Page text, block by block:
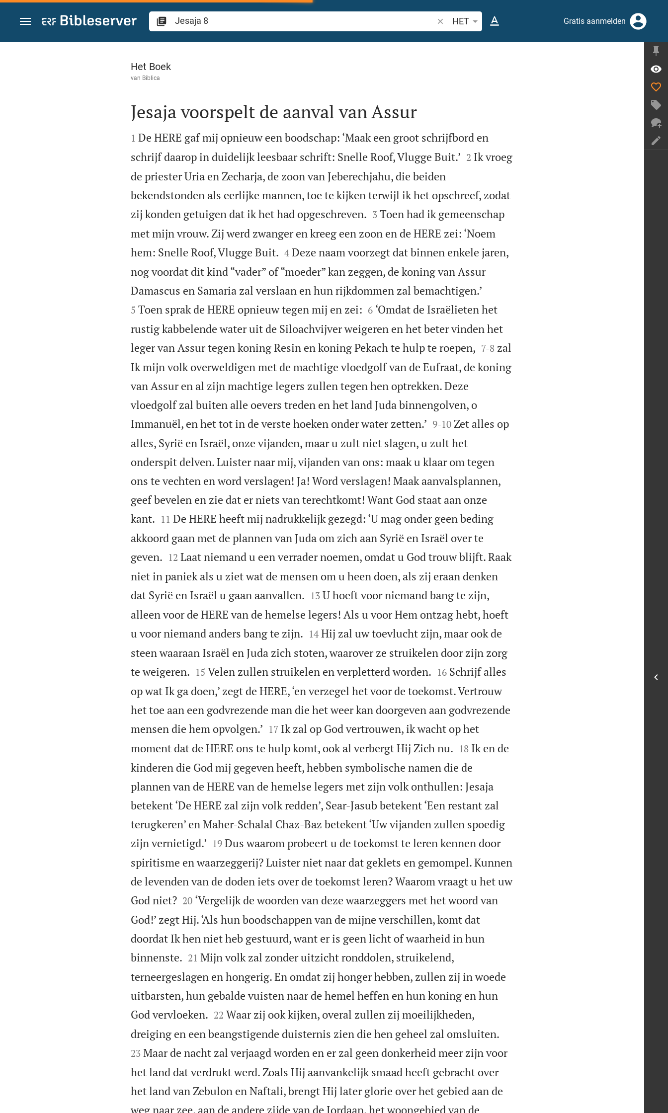
Spring naar inhoud
Zoek Bijbelvers of woord
HET Gratis aanmelden
Jesaja 8
Het Boek
van Biblica

Jesaja voorspelt de aanval van Assur

1 De HERE gaf mij opnieuw een boodschap: ‘Maak een groot schrijfbord en
schrijf daarop in duidelijk leesbaar schrift: Snelle Roof, Vlugge Buit.’
2 Ik vroeg
de priester Uria en Zecharja, de zoon van Jeberechjahu, die beiden
bekendstonden als eerlijke mannen, toe te kijken terwijl ik het opschreef, zodat
zij konden getuigen dat ik het had opgeschreven.
3 Toen had ik gemeenschap
met mijn vrouw. Zij werd zwanger en kreeg een zoon en de HERE zei: ‘Noem
hem: Snelle Roof, Vlugge Buit.
4 Deze naam voorzegt dat binnen enkele jaren,
nog voordat dit kind “vader” of “moeder” kan zeggen, de koning van Assur
Damascus en Samaria zal verslaan en hun rijkdommen zal bemachtigen.’
5 Toen sprak de HERE opnieuw tegen mij en zei:
6 ‘Omdat de Israëlieten het
rustig kabbelende water uit de Siloachvijver weigeren en het beter vinden het
leger van Assur tegen koning Resin en koning Pekach te hulp te roepen,
7-8 zal
Ik mijn volk overweldigen met de machtige vloedgolf van de Eufraat, de koning
van Assur en al zijn machtige legers zullen tegen hen optrekken. Deze
vloedgolf zal buiten alle oevers treden en het land Juda binnengolven, o
Immanuël, en het tot in de verste hoeken onder water zetten.’
9-10 Zet alles op
alles, Syrië en Israël, onze vijanden, maar u zult niet slagen, u zult het
onderspit delven. Luister naar mij, vijanden van ons: maak u klaar om tegen
ons te vechten en word verslagen! Ja! Word verslagen! Maak aanvalsplannen,
geef bevelen en zie dat er niets van terechtkomt! Want God staat aan onze
kant.
11 De HERE heeft mij nadrukkelijk gezegd: ‘U mag onder geen beding
akkoord gaan met de plannen van Juda om zich aan Syrië en Israël over te
geven.
12 Laat niemand u een verrader noemen, omdat u God trouw blijft. Raak
niet in paniek als u ziet wat de mensen om u heen doen, als zij eraan denken
dat Syrië en Israël u gaan aanvallen.
13 U hoeft voor niemand bang te zijn,
alleen voor de HERE van de hemelse legers! Als u voor Hem ontzag hebt, hoeft
u voor niemand anders bang te zijn.
14 Hij zal uw toevlucht zijn, maar ook de
steen waaraan Israël en Juda zich stoten, waarover ze struikelen door zijn zorg
te weigeren.
15 Velen zullen struikelen en verpletterd worden.
16 Schrijf alles
op wat Ik ga doen,’ zegt de HERE, ‘en verzegel het voor de toekomst. Vertrouw
het toe aan een godvrezende man die het weer kan doorgeven aan godvrezende
mensen die hem opvolgen.’
17 Ik zal op God vertrouwen, ik wacht op het
moment dat de HERE ons te hulp komt, ook al verbergt Hij Zich nu.
18 Ik en de
kinderen die God mij gegeven heeft, hebben symbolische namen die de
plannen van de HERE van de hemelse legers met zijn volk onthullen: Jesaja
betekent ‘De HERE zal zijn volk redden’, Sear-Jasub betekent ‘Een restant zal
terugkeren’ en Maher-Schalal Chaz-Baz betekent ‘Uw vijanden zullen spoedig
zijn vernietigd.’
19 Dus waarom probeert u de toekomst te leren kennen door
spiritisme en waarzeggerij? Luister niet naar dat geklets en gemompel. Kunnen
de levenden van de doden iets over de toekomst leren? Waarom vraagt u het uw
God niet?
20 ‘Vergelijk de woorden van deze waarzeggers met het woord van
God!’ zegt Hij. ‘Als hun boodschappen van de mijne verschillen, komt dat
doordat Ik hen niet heb gestuurd, want er is geen licht of waarheid in hun
binnenste.
21 Mijn volk zal zonder uitzicht ronddolen, struikelend,
terneergeslagen en hongerig. En omdat zij honger hebben, zullen zij in woede
uitbarsten, hun gebalde vuisten naar de hemel heffen en hun koning en hun
God vervloeken.
22 Waar zij ook kijken, overal zullen zij moeilijkheden,
dreiging en een beangstigende duisternis zien die hen geheel zal omsluiten.
23 Maar de nacht zal verjaagd worden en er zal geen donkerheid meer zijn voor
het land dat verdrukt werd. Zoals Hij aanvankelijk smaad heeft gebracht over
het land van Zebulon en Naftali, brengt Hij later glorie over het gebied aan de
weg naar zee, aan de andere zijde van de Jordaan, het woongebied van de